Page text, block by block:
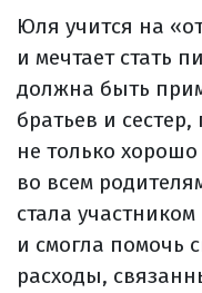
Юля учится на
и мечтает стать
должна быть
братьев и сестер,
не только
во всем
стала
и смогла помочь
расходы,